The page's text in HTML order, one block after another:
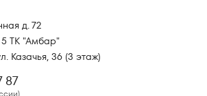
д. 72
ТК "Амбар"
Казачья, 36 (3 этаж)
87